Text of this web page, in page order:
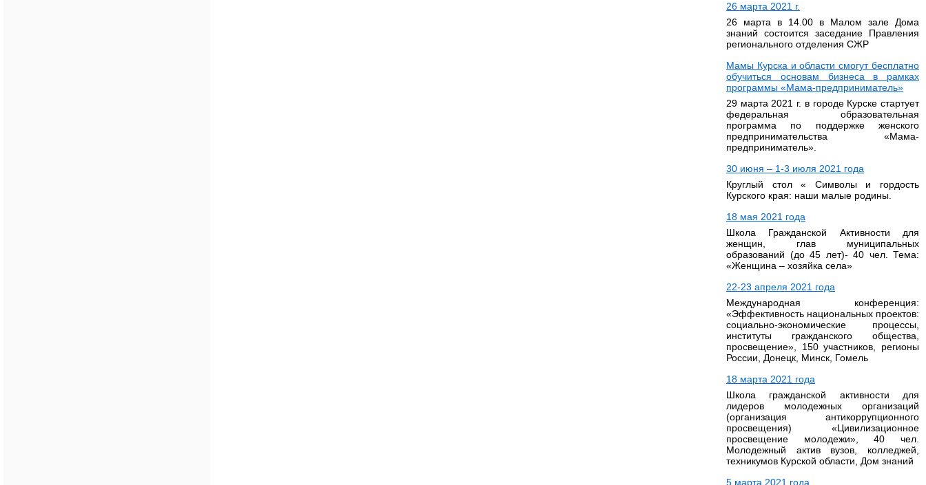
26 марта 2021 г.
26 марта в 14.00 в Малом зале Дома
знаний состоится заседание Правления
регионального отделения СЖР
Мамы Курска и области смогут бесплатно
обучиться основам бизнеса в рамках
программы «Мама-предприниматель»
29 марта 2021 г. в городе Курске стартует
федеральная образовательная
программа по поддержке женского
предпринимательства «Мама-
предприниматель».
30 июня – 1-3 июля 2021 года
Круглый стол « Символы и гордость
Курского края: наши малые родины.
18 мая 2021 года
Школа Гражданской Активности для
женщин, глав муниципальных
образований (до 45 лет)- 40 чел. Тема:
«Женщина – хозяйка села»
22-23 апреля 2021 года
Международная конференция:
«Эффективность национальных проектов:
социально-экономические процессы,
институты гражданского общества,
просвещение», 150 участников, регионы
России, Донецк, Минск, Гомель
18 марта 2021 года
Школа гражданской активности для
лидеров молодежных организаций
(организация антикоррупционного
просвещения) «Цивилизационное
просвещение молодежи», 40 чел.
Молодежный актив вузов, колледжей,
техникумов Курской области, Дом знаний
5 марта 2021 года